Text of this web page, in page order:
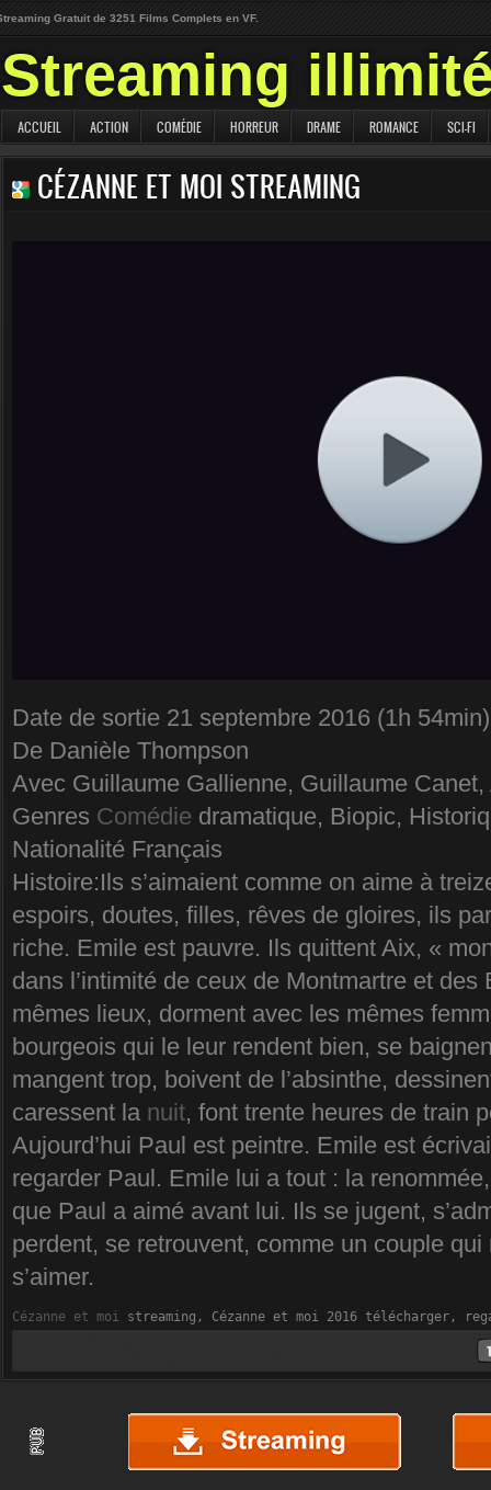
Gratuit de 3251 Films Complets en VF.
Streaming
ACCUEIL ACTION COMÉDIE HORREUR DRAME ROMANCE SCI-FI
CÉZANNE ET MOI STREAMING
Date de sortie 21 septembre 2016 (1h 54min)
De Danièle Thompson
Avec Guillaume Gallienne, Guillaume
Genres Comédie dramatique, Biopic,
Nationalité Français
Histoire:Ils s’aimaient comme on aime à
espoirs, doutes, filles, rêves de gloires, ils
riche. Emile est pauvre. Ils quittent Aix, «
dans l’intimité de ceux de Montmartre et
mêmes lieux, dorment avec les mêmes
bourgeois qui le leur rendent bien, se
mangent trop, boivent de l’absinthe,
caressent la nuit, font trente heures de train
Aujourd’hui Paul est peintre. Emile est
regarder Paul. Emile lui a tout : la
que Paul a aimé avant lui. Ils se jugent,
perdent, se retrouvent, comme un couple qui
s’aimer.
Cézanne et moi streaming, Cézanne et moi 2016 télécharger,